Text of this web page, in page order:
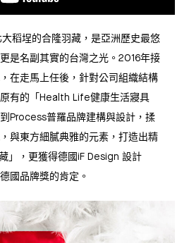
稻埕的合隆羽藏，是亞洲歷史最悠
是名副其實的台灣之光。2016年接
在走馬上任後，針對公司組織結構
有的「Health Life健康生活寢具
Process普羅品牌建構與設計，揉
與東方細膩典雅的元素，打造出精
」，更獲得德國iF Design 設計
國品牌獎的肯定。